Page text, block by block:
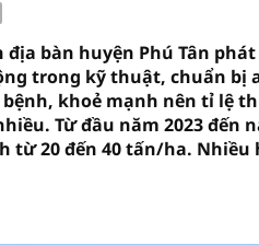
bàn huyện Phú Tân
trong kỹ thuật, chuẩn bị
khoẻ mạnh nên tỉ lệ
Từ đầu năm 2023 đến
từ 20 đến 40 tấn/ha.